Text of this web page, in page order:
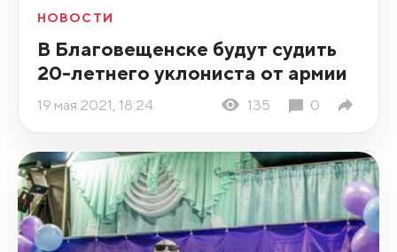
НОВОСТИ
В Благовещенске будут судить
20-летнего уклониста от армии
19 мая 2021, 18:24 135 0